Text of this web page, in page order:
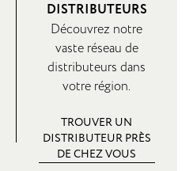
DISTRIBUTEURS
Découvrez notre
vaste réseau de
distributeurs dans
votre région.
TROUVER UN
DISTRIBUTEUR PRÈS
DE CHEZ VOUS